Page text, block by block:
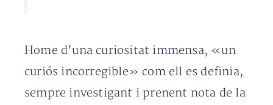
Home d’una curiositat immensa, «un
curiós incorregible» com ell es definia,
sempre investigant i prenent nota de la